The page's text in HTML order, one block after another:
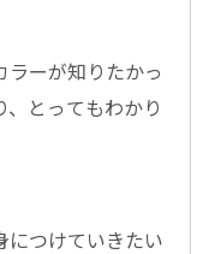
ラーが知りたかっ
、とってもわかり
につけていきたい